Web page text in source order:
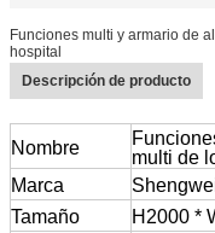
Funciones multi y armario de
hospital
Descripción de producto
Nombre
multi de
Marca
Tamaño
H2000 *